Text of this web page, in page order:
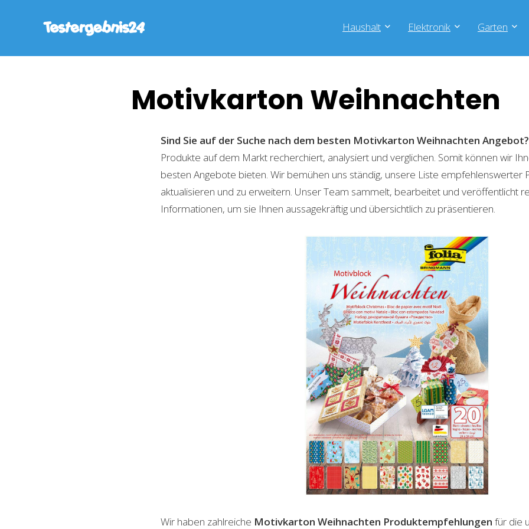
Haushalt Elektronik Garten
Motivkarton Weihnachten
Sind Sie auf der Suche nach dem besten Motivkarton Weihnachten Angebot?
Produkte auf dem Markt recherchiert, analysiert und verglichen. Somit können wir
besten Angebote bieten. Wir bemühen uns ständig, unsere Liste empfehlenswerter
aktualisieren und zu erweitern. Unser Team sammelt, bearbeitet und veröffentlicht
Informationen, um sie Ihnen aussagekräftig und übersichtlich zu präsentieren.
Wir haben zahlreiche Motivkarton Weihnachten Produktempfehlungen für die